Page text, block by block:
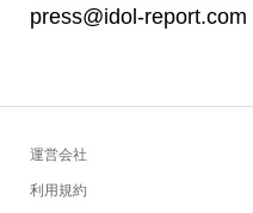
press@idol-report.com
運営会社
利用規約